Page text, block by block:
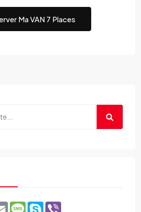
Ma VAN 7 Places
EmailMessage
Skype